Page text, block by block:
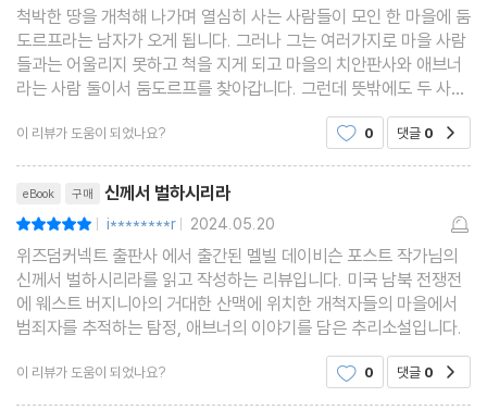
척박한 땅을 개척해 나가며 열심히 사는 사람들이 모인 한 마을에 둠
도르프라는 남자가 오게 됩니다. 그러나 그는 여러가지로 마을 사람
들과는 어울리지 못하고 척을 지게 되고 마을의 치안판사와 애브너
라는 사람 둘이서 둠도르프를 찾아갑니다. 그런데 뜻밖에도 두 사람
이 마주하게 되는 것은 둠도르프의 시체! 과연 그를 죽인 것은 누구
일지...
이 리뷰가 도움이 되었나요? 0 댓글 0
eBook 구매 신께서 벌하시리라
| i********r | 2024.05.20
위즈덤커넥트 출판사 에서 출간된 멜빌 데이비슨 포스트 작가님의
신께서 벌하시리라를 읽고 작성하는 리뷰입니다. 미국 남북 전쟁전
에 웨스트 버지니아의 거대한 산맥에 위치한 개척자들의 마을에서
범죄자를 추적하는 탐정, 애브너의 이야기를 담은 추리소설입니다.
이 리뷰가 도움이 되었나요? 0 댓글 0